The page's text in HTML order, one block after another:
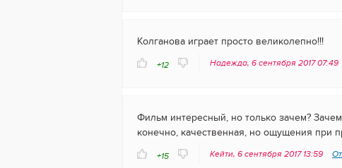
Колганова играет просто великолепно!!!
+12 Надежда, 6 сентября 2017 07:49
Фильм интересный, но только зачем?
конечно, качественная, но ощущения при
+15 Кейти, 6 сентября 2017 13:59